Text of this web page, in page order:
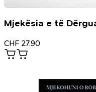
Mjekësia e të
CHF 27.90